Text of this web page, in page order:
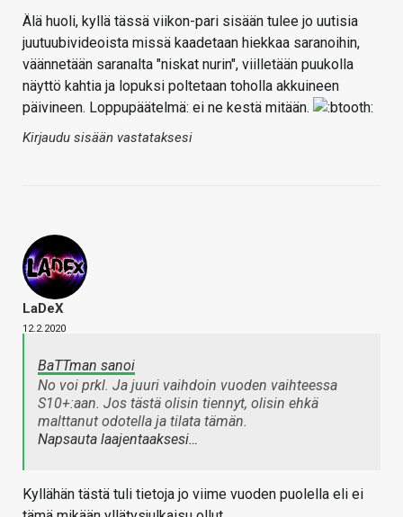
Älä huoli, kyllä tässä viikon-pari sisään tulee jo uutisia
juutuubivideoista missä kaadetaan hiekkaa saranoihin,
väännetään saranalta "niskat nurin", viilletään puukolla
näyttö kahtia ja lopuksi poltetaan toholla akkuineen
päivineen. Loppupäätelmä: ei ne kestä mitään.
Kirjaudu sisään vastataksesi
LaDeX
12.2.2020
BaTTman sanoi
No voi prkl. Ja juuri vaihdoin vuoden vaihteessa
S10+:aan. Jos tästä olisin tiennyt, olisin ehkä
malttanut odotella ja tilata tämän.
Napsauta laajentaaksesi…
Kyllähän tästä tuli tietoja jo viime vuoden puolella eli ei